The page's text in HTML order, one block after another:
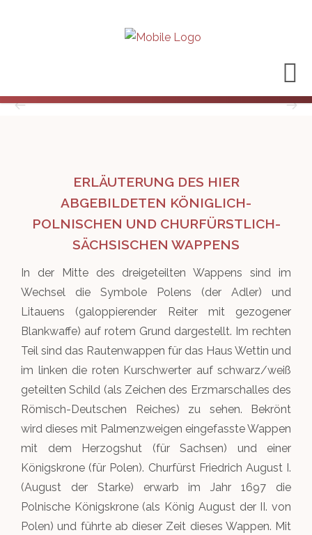
ERLÄUTERUNG DES HIER
ABGEBILDETEN KÖNIGLICH-
POLNISCHEN UND CHURFÜRSTLICH-
SÄCHSISCHEN WAPPENS
In der Mitte des dreigeteilten Wappens sind im
Wechsel die Symbole Polens (der Adler) und
Litauens (galoppierender Reiter mit gezogener
Blankwaffe) auf rotem Grund dargestellt. Im rechten
Teil sind das Rautenwappen für das Haus Wettin und
im linken die roten Kurschwerter auf schwarz/weiß
geteilten Schild (als Zeichen des Erzmarschalles des
Römisch-Deutschen Reiches) zu sehen. Bekrönt
wird dieses mit Palmenzweigen eingefasste Wappen
mit dem Herzogshut (für Sachsen) und einer
Königskrone (für Polen). Churfürst Friedrich August I.
(August der Starke) erwarb im Jahr 1697 die
Polnische Königskrone (als König August der II. von
Polen) und führte ab dieser Zeit dieses Wappen. Mit